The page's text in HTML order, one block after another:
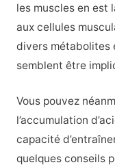
les muscles en est
aux cellules
divers métabolites
semblent être
Vous pouvez
l’accumulation
capacité
quelques conseils